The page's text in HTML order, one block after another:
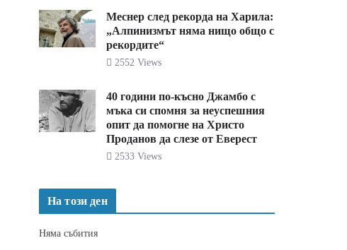
Меснер след рекорда на Харила:
„Алпинизмът няма нищо общо с
рекордите“
2552 Views
40 години по-късно Джамбо с
мъка си спомня за неуспешния
опит да помогне на Христо
Проданов да слезе от Еверест
2533 Views
На този ден
Няма събития